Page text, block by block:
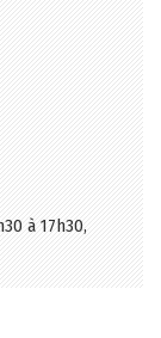
à 17h30,